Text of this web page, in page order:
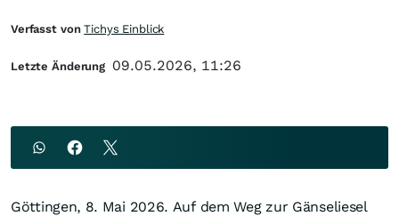
Göttingen, 8. Mai 2026. Auf dem Weg zur Gänseliesel
Verfasst vonTichys Einblick
Letzte Änderung 09.05.2026, 11:26